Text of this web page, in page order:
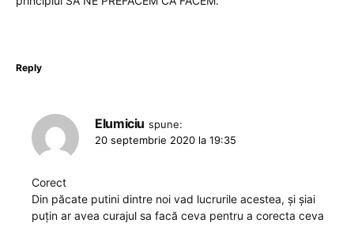
Reply
Elumiciu spune:
20 septembrie 2020 la 19:35
Corect
Din păcate putini dintre noi vad lucrurile acestea, și șiai
puțin ar avea curajul sa facă ceva pentru a corecta ceva